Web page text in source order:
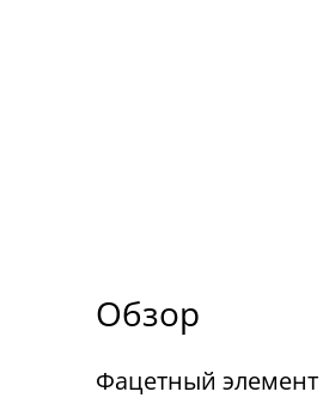
Обзор
Фацетный элемент